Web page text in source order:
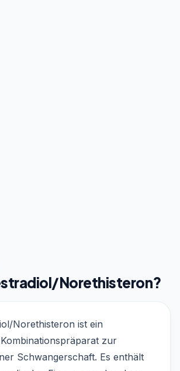
Norethisteron?
Norethisteron ist ein
zur
Schwangerschaft. Es enthält